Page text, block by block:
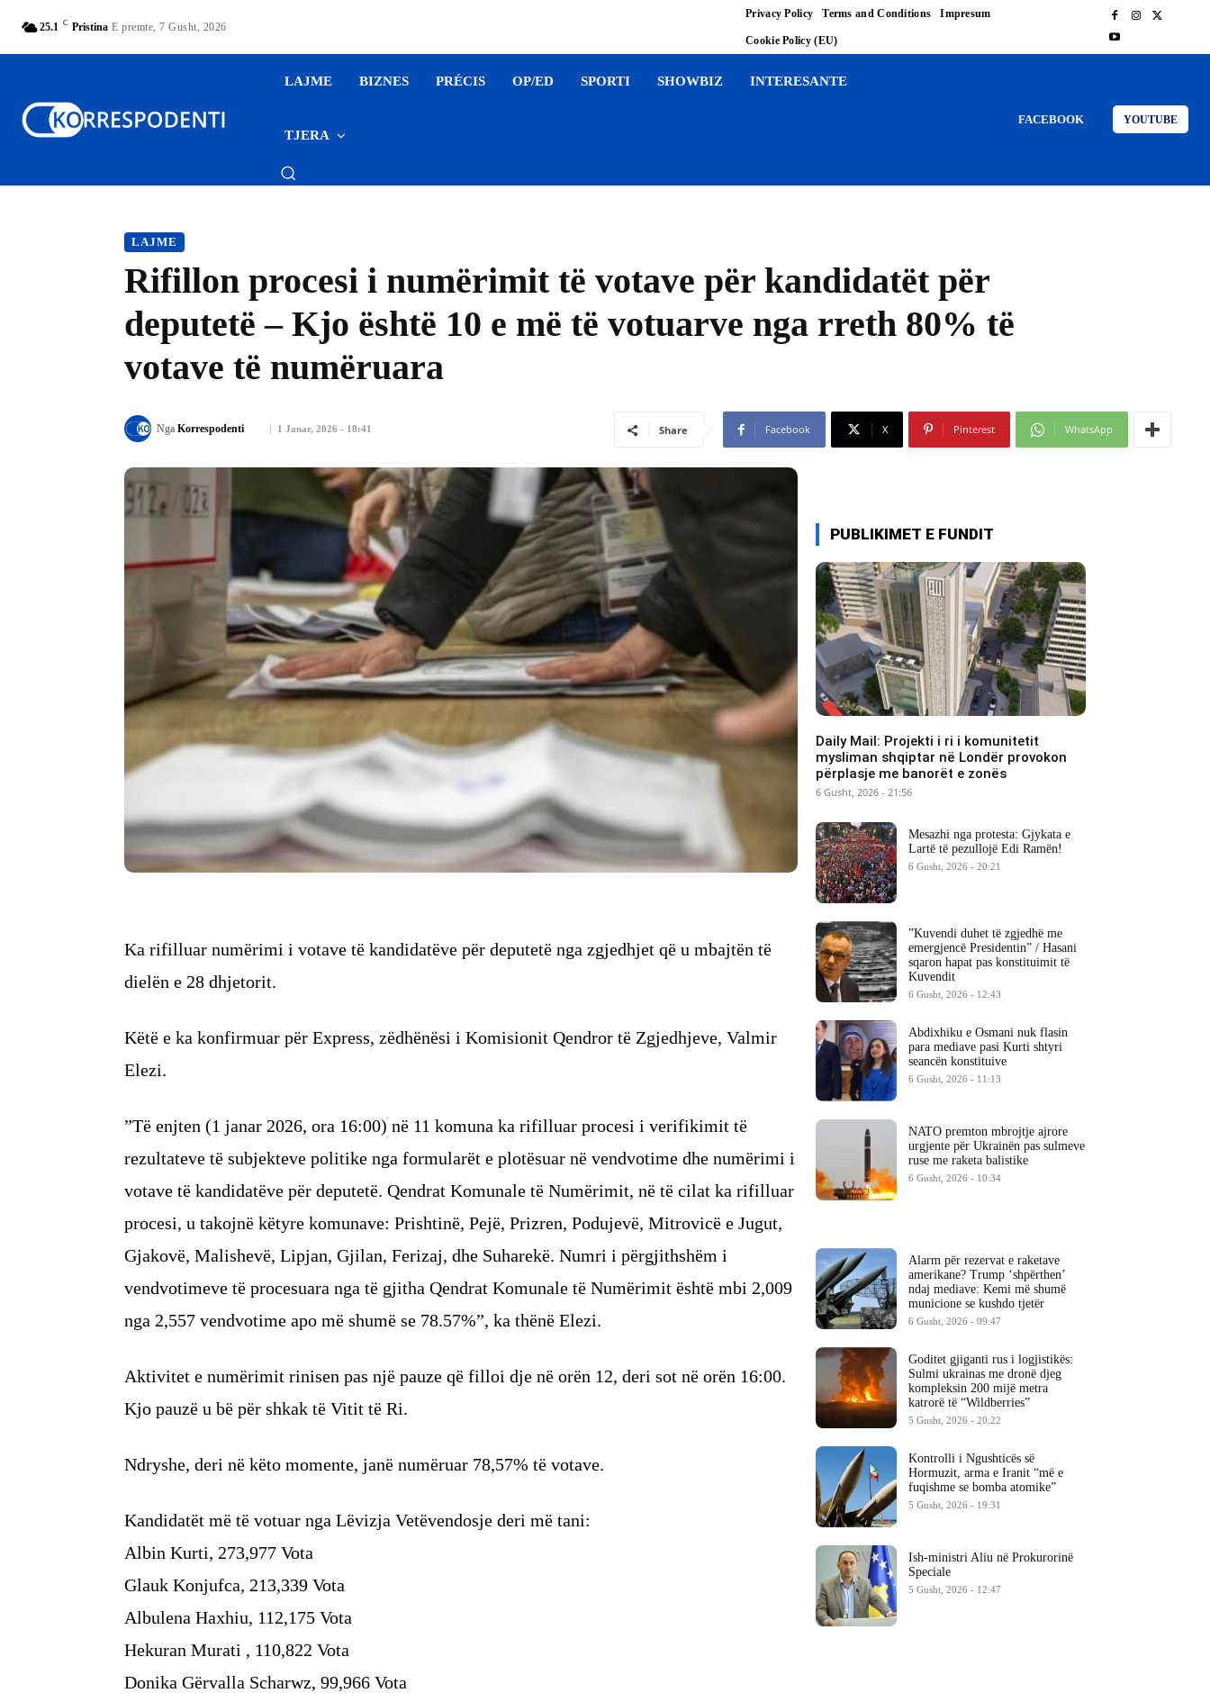
25.1 C Pristina E premte, 7 Gusht, 2026
Privacy Policy Terms and Conditions Impresum
Cookie Policy (EU)
LAJME BIZNES PRÉCIS OP/ED SPORTI SHOWBIZ INTERESANTE
TJERA
FACEBOOK YOUTUBE
LAJME
Rifillon procesi i numërimit të votave për kandidatët për
deputetë – Kjo është 10 e më të votuarve nga rreth 80% të
votave të numëruara
1 Janar, 2026 - 18:41
Nga Korrespodenti Share Facebook X Pinterest WhatsApp
Ka rifilluar numërimi i votave të kandidatëve për deputetë nga zgjedhjet që u mbajtën të
dielën e 28 dhjetorit.
Këtë e ka konfirmuar për Express, zëdhënësi i Komisionit Qendror të Zgjedhjeve, Valmir
Elezi.
”Të enjten (1 janar 2026, ora 16:00) në 11 komuna ka rifilluar procesi i verifikimit të
rezultateve të subjekteve politike nga formularët e plotësuar në vendvotime dhe numërimi i
votave të kandidatëve për deputetë. ⁠Qendrat Komunale të Numërimit, në të cilat ka rifilluar
procesi, u takojnë këtyre komunave: Prishtinë, Pejë, Prizren, Podujevë, Mitrovicë e Jugut,
Gjakovë, Malishevë, Lipjan, Gjilan, Ferizaj, dhe Suharekë. ⁠Numri i përgjithshëm i
vendvotimeve të procesuara nga të gjitha Qendrat Komunale të Numërimit është mbi 2,009
nga 2,557 vendvotime apo më shumë se 78.57%”, ka thënë Elezi.
Aktivitet e numërimit rinisen pas një pauze që filloi dje në orën 12, deri sot në orën 16:00.
Kjo pauzë u bë për shkak të Vitit të Ri.
Ndryshe, deri në këto momente, janë numëruar 78,57% të votave.
Kandidatët më të votuar nga Lëvizja Vetëvendosje deri më tani:
Albin Kurti, 273,977 Vota
Glauk Konjufca, 213,339 Vota
Albulena Haxhiu, 112,175 Vota
Hekuran Murati , 110,822 Vota
Donika Gërvalla Scharwz, 99,966 Vota
PUBLIKIMET E FUNDIT
Daily Mail: Projekti i ri i komunitetit
mysliman shqiptar në Londër provokon
përplasje me banorët e zonës
6 Gusht, 2026 - 21:56
Mesazhi nga protesta: Gjykata e
Lartë të pezullojë Edi Ramën!
6 Gusht, 2026 - 20:21
​”Kuvendi duhet të zgjedhë me
emergjencë Presidentin” / Hasani
sqaron hapat pas konstituimit të
Kuvendit
6 Gusht, 2026 - 12:43
Abdixhiku e Osmani nuk flasin
para mediave pasi Kurti shtyri
seancën konstituive
6 Gusht, 2026 - 11:13
NATO premton mbrojtje ajrore
urgjente për Ukrainën pas sulmeve
ruse me raketa balistike
6 Gusht, 2026 - 10:34
Alarm për rezervat e raketave
amerikane? Trump ‘shpërthen’
ndaj mediave: Kemi më shumë
municione se kushdo tjetër
6 Gusht, 2026 - 09:47
Goditet gjiganti rus i logjistikës:
Sulmi ukrainas me dronë djeg
kompleksin 200 mijë metra
katrorë të “Wildberries”
5 Gusht, 2026 - 20:22
Kontrolli i Ngushticës së
Hormuzit, arma e Iranit “më e
fuqishme se bomba atomike”
5 Gusht, 2026 - 19:31
Ish-ministri ​Aliu në Prokurorinë
Speciale
5 Gusht, 2026 - 12:47